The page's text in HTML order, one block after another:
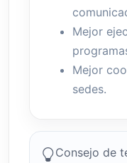
Mejor
Mejor
sedes.
Consejo de